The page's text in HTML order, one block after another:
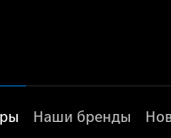
Наши бренды